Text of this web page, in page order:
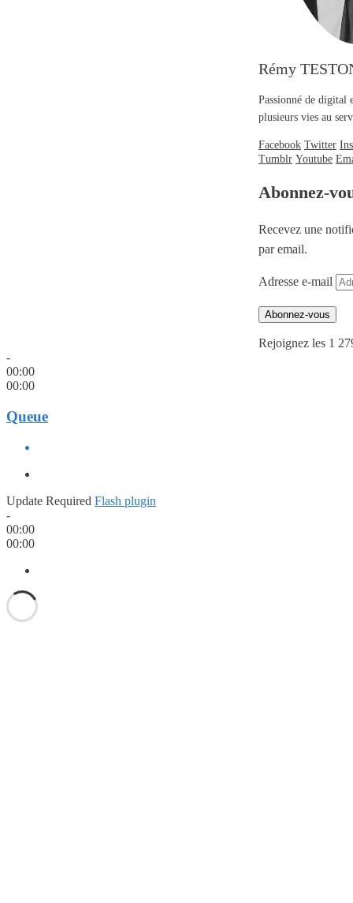
Rémy
Passionné de digital
plusieurs vies au
Facebook Twitter
Tumblr Youtube
Abonnez-
Recevez une
par email.
Adresse e-mail
Abonnez-vous
Rejoignez les 1
-
00:00
00:00
Queue
Update Required Flash plugin
-
00:00
00:00